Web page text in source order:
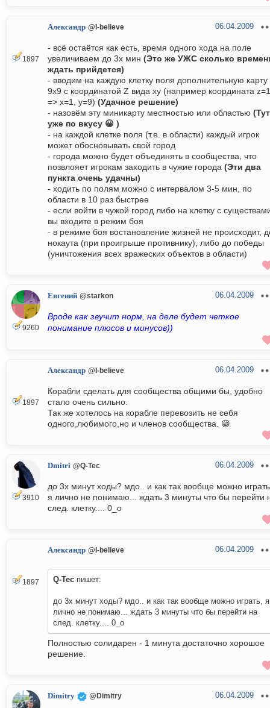
1897
Александр @I-believe 06.04.2009
- всё остаётся как есть, время одного хода на поле
увеличиваем до 3х мин (Это же УЖС сколько
ждать прийдется)
- вводим на каждую клетку поля дополнительную карту
9x9 с координатой Z вида xy (например координата
=> x=1, y=9) (Удачное решение)
- назовём эту миникарту местностью или областью (Тут
уже по вкусу 😀 )
- на каждой клетке поля (т.е. в области) каждый игрок
может обосновывать свой город
- города можно будет объединять в сообщества, что
позвлояет игрокам заходить в чужие города (Эти два
пункта очень удачны)
- ходить по полям можно с интервалом 3-5 мин, по
области в 10 раз быстрее
- если войти в чужой город либо на клетку с
вы входите в режим боя
- в режиме боя востановление жизней не происходит,
нокаута (при проигрыше противнику), либо до победы
(уничтожения всех вражеских объектов в области)
9260
Евгений @starkon 06.04.2009
Вроде как звучит норм, на деле будет четкое
понимание плюсов и минусов))
1897
Александр @I-believe 06.04.2009
Корабли сделать для сообщества общими бы, удобно
стало очень сильно.
Так же хотелось на корабле перевозить не себя
одного,любимого,но и членов сообщества. 😁
3910
Dmitri @Q-Tec 06.04.2009
до 3х минут ходы? мдо.. и как так вообще можно
я лично не понимаю... ждать 3 минуты что бы перейти
след. клетку.... 0_о
1897
Александр @I-believe 06.04.2009
Q-Tec пишет:
до 3х минут ходы? мдо.. и как так вообще можно играть, я
лично не понимаю... ждать 3 минуты что бы перейти на
след. клетку.... 0_о
Полностью солидарен - 1 минута достаточно хорошое
решение.
Dimitry @Dimitry 06.04.2009